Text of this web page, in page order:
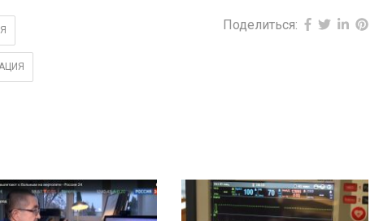
Поделиться: